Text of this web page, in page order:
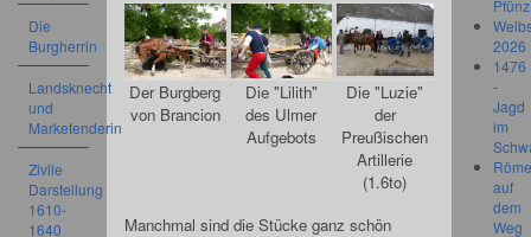
Der Burgberg
von Brancion
Die "Lilith"
des Ulmer
Aufgebots
Die "Luzie"
der
Preußischen
Artillerie
(1.6to)
Manchmal sind die Stücke ganz schön
Die
Burgherrin
Landsknecht
und
Marketenderin
Zivile
Darstellung
1610-
1640
Pfünz
2026
1476
-
Jagd
im
auf
dem
Weg